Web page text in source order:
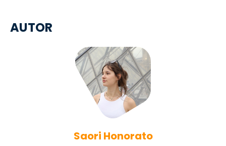
AUTOR
Saori Honorato